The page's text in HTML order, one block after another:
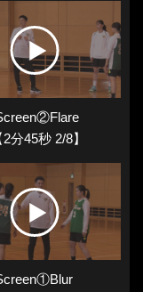
分45秒 2/8】